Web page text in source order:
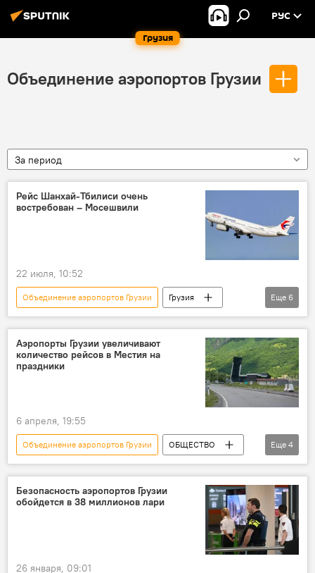
Грузия
РУС
Объединение аэропортов Грузии
За период
Рейс Шанхай-Тбилиси очень
востребован – Мосешвили
22 июля, 10:52
Объединение аэропортов Грузии
Грузия
НОВОСТИ
ЭКОНОМИКА
Китай
Туризм в Грузии
ТУРИЗМ
Авиасообщение в Грузии
Еще 6
Аэропорты Грузии увеличивают
количество рейсов в Местия на
праздники
6 апреля, 19:55
Объединение аэропортов Грузии
ОБЩЕСТВО
Грузия
НОВОСТИ
Местия
Еще 4
Безопасность аэропортов Грузии
обойдется в 38 миллионов лари
26 января, 09:01